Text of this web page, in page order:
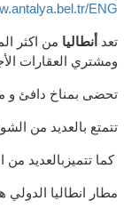
ENG
تعد أنطاليا من اكثر
ومشتري العقارات
تحضى بمناخ دافئ و
تتمتع بالعديد من
كما تتميزبالعديد من
مطار انطاليا الدولي